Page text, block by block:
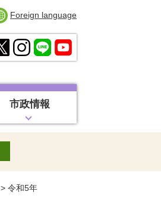
Foreign language
市政情報
> 令和5年